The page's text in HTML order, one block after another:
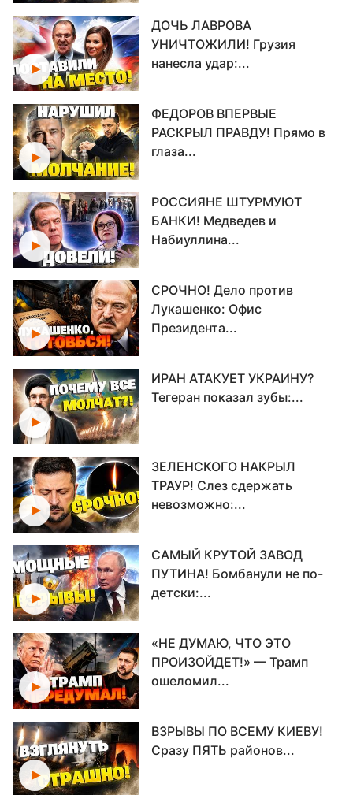
ДОЧЬ ЛАВРОВА
УНИЧТОЖИЛИ! Грузия
нанесла удар:...
ФЕДОРОВ ВПЕРВЫЕ
РАСКРЫЛ ПРАВДУ! Прямо в
глаза...
РОССИЯНЕ ШТУРМУЮТ
БАНКИ! Медведев и
Набиуллина...
СРОЧНО! Дело против
Лукашенко: Офис
Президента...
ИРАН АТАКУЕТ УКРАИНУ?
Тегеран показал зубы:...
ЗЕЛЕНСКОГО НАКРЫЛ
ТРАУР! Слез сдержать
невозможно:...
САМЫЙ КРУТОЙ ЗАВОД
ПУТИНА! Бомбанули не по-
детски:...
«НЕ ДУМАЮ, ЧТО ЭТО
ПРОИЗОЙДЕТ!» — Трамп
ошеломил...
ВЗРЫВЫ ПО ВСЕМУ КИЕВУ!
Сразу ПЯТЬ районов...